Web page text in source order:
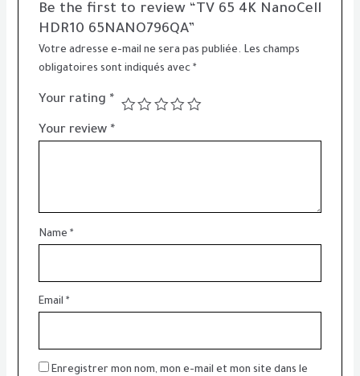
Be the first to review “TV 65 4K NanoCell
HDR10 65NANO796QA”
Votre adresse e-mail ne sera pas publiée. Les champs
obligatoires sont indiqués avec *
Your rating *
Your review *
Name *
Email *
Enregistrer mon nom, mon e-mail et mon site dans le